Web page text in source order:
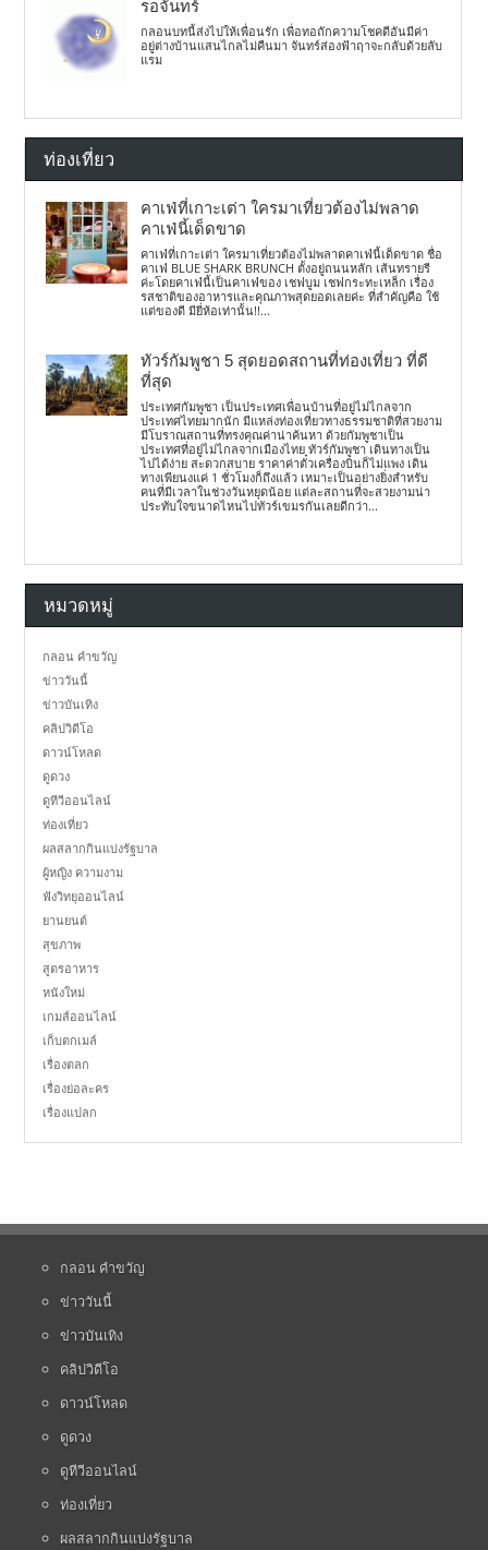
รอจันทร์
กลอนบทนี้ส่งไปให้เพื่อนรัก เพื่อทอถักความโชคดีอันมีค่า
อยู่ต่างบ้านแสนไกลไม่คืนมา จันทร์ส่องฟ้าฤาจะกลับด้วยลับ
แรม
ท่องเที่ยว
คาเฟ่ที่เกาะเต่า ใครมาเที่ยวต้องไม่พลาด
คาเฟ่นี้เด็ดขาด
คาเฟ่ที่เกาะเต่า ใครมาเที่ยวต้องไม่พลาดคาเฟ่นี้เด็ดขาด ชื่อ
คาเฟ่ BLUE SHARK BRUNCH ตั้งอยู่ถนนหลัก เส้นทรายรี
ค่ะโดยคาเฟ่นี้เป็นคาเฟ่ของ เชฟบูม เชฟกระทะเหล็ก เรื่อง
รสชาติของอาหารและคุณภาพสุดยอดเลยค่ะ ที่สำคัญคือ ใช้
แต่ของดี มียี่ห้อเท่านั้น!!...
ทัวร์กัมพูชา 5 สุดยอดสถานที่ท่องเที่ยว ที่ดี
ที่สุด
ประเทศกัมพูชา เป็นประเทศเพื่อนบ้านที่อยู่ไม่ไกลจาก
ประเทศไทยมากนัก มีแหล่งท่องเที่ยวทางธรรมชาติที่สวยงาม
มีโบราณสถานที่ทรงคุณค่าน่าค้นหา ด้วยกัมพูชาเป็น
ประเทศที่อยู่ไม่ไกลจากเมืองไทย ทัวร์กัมพูชา เดินทางเป็น
ไปได้ง่าย สะดวกสบาย ราคาค่าตั๋วเครื่องบินก็ไม่แพง เดิน
ทางเพียนงแค่ 1 ชั่วโมงก็ถึงแล้ว เหมาะเป็นอย่างยิ่งสำหรับ
คนที่มีเวลาในช่วงวันหยุดน้อย แต่ละสถานที่จะสวยงามน่า
ประทับใจขนาดไหนไปทัวร์เขมรกันเลยดีกว่า...
หมวดหมู่
กลอน คำขวัญ
ข่าววันนี้
ข่าวบันเทิง
คลิปวิดีโอ
ดาวน์โหลด
ดูดวง
ดูทีวีออนไลน์
ท่องเที่ยว
ผลสลากกินแบ่งรัฐบาล
ผู้หญิง ความงาม
ฟังวิทยุออนไลน์
ยานยนต์
สุขภาพ
สูตรอาหาร
หนังใหม่
เกมส์ออนไลน์
เก็บตกเมล์
เรื่องตลก
เรื่องย่อละคร
เรื่องแปลก
กลอน คำขวัญ
ข่าววันนี้
ข่าวบันเทิง
คลิปวิดีโอ
ดาวน์โหลด
ดูดวง
ดูทีวีออนไลน์
ท่องเที่ยว
ผลสลากกินแบ่งรัฐบาล